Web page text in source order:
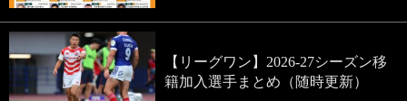
【リーグワン】2026-27シーズン移
籍加入選手まとめ（随時更新）